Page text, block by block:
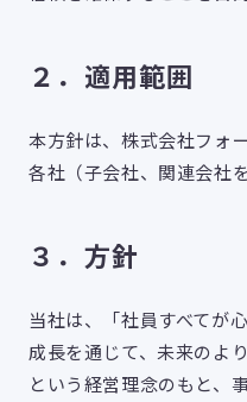
２．適用範囲
本方針は、株式会社フォ
各社（子会社、関連会社
３．方針
当社は、「社員すべてが
成長を通じて、未来のよ
という経営理念のもと、